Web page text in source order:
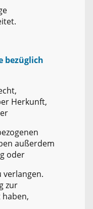
bezüglich
Herkunft,
außerdem
oder
verlangen.
zur